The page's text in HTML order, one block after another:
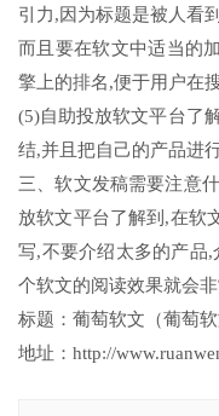
引力,因为标题是被人看到
而且要在软文中适当的
擎上的排名,便于用户在
(5)自助投放软文平台了
结,并且把自己的产品进
三、软文发稿需要注意
放软文平台了解到,在软
写,不要介绍太多的产品
个软文的阅读效果就会非
标题：葡萄软文（葡萄软
地址：http://